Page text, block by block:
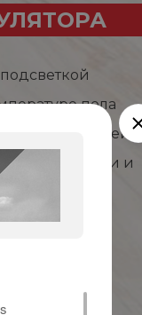
пола
от детей
дням недели и